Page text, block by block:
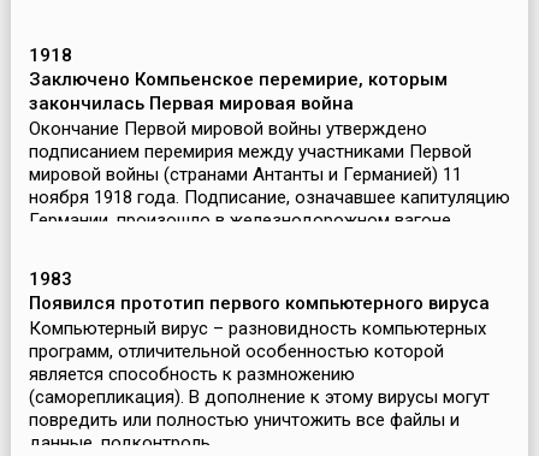
1918
Заключено Компьенское перемирие, которым
закончилась Первая мировая война
Окончание Первой мировой войны утверждено
подписанием перемирия между участниками Первой
мировой войны (странами Антанты и Германией) 11
ноября 1918 года. Подписание, означавшее капитуляцию
Германии, произошло в железнодорожном вагоне
1983
Появился прототип первого компьютерного вируса
Компьютерный вирус – разновидность компьютерных
программ, отличительной особенностью которой
является способность к размножению
(саморепликация). В дополнение к этому вирусы могут
повредить или полностью уничтожить все файлы и
данные, подконтроль...